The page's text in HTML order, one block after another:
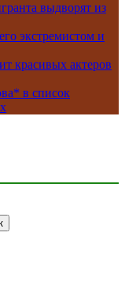
выдворят из
экстремистом и
красивых актеров
в список